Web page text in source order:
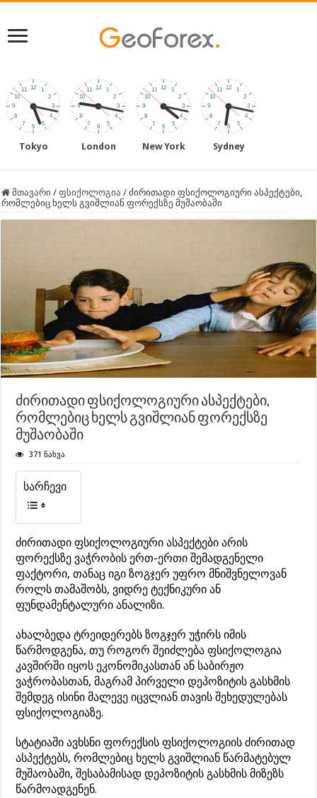
Tokyo London New York Sydney
მთავარი / ფსიქოლოგია / ძირითადი ფსიქოლოგიური ასპექტები,
რომლებიც ხელს გვიშლიან ფორექსზე მუშაობაში
ძირითადი ფსიქოლოგიური ასპექტები,
რომლებიც ხელს გვიშლიან ფორექსზე
მუშაობაში
371 ნახვა
სარჩევი
ძირითადი ფსიქოლოგიური ასპექტები არის
ფორექსზე ვაჭრობის ერთ-ერთი შემადგენელი
ფაქტორი, თანაც იგი ზოგჯერ უფრო მნიშვნელოვან
როლს თამაშობს, ვიდრე ტექნიკური ან
ფუნდამენტალური ანალიზი.
ახალბედა ტრეიდერებს ზოგჯერ უჭირს იმის
წარმოდგენა, თუ როგორ შეიძლება ფსიქოლოგია
კავშირში იყოს ეკონომიკასთან ან საბირჟო
ვაჭრობასთან, მაგრამ პირველი დეპოზიტის გასხმის
შემდეგ ისინი მალევე იცვლიან თავის შეხედულებას
ფსიქოლოგიაზე.
სტატიაში ავხსნი ფორექსის ფსიქოლოგიის ძირითად
ასპექტებს, რომლებიც ხელს გვიშლიან წარმატებულ
მუშაობაში, შესაბამისად დეპოზიტის გასხმის მიზეზს
წარმოადგენენ.